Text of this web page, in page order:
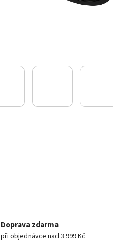
Doprava zdarma
při objednávce nad 3 999 Kč